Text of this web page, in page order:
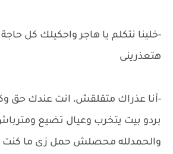
-خلينا نتكلم يا هاجر واحكيلك كل
هتعذرينى
-أنا عذراك متقلقش، انت عندك حق
بردو بيت يتخرب وعيال تضيع
والحمدلله محصلش حمل زى ما كنت